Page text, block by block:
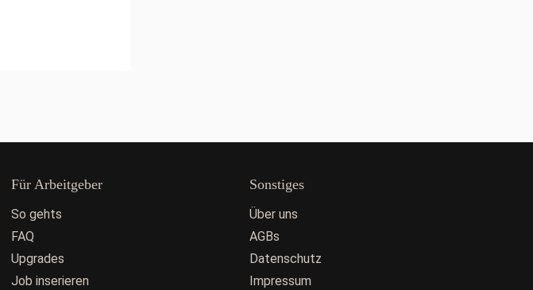
Für Arbeitgeber
So gehts
FAQ
Upgrades
Job inserieren
Sonstiges
Über uns
AGBs
Datenschutz
Impressum